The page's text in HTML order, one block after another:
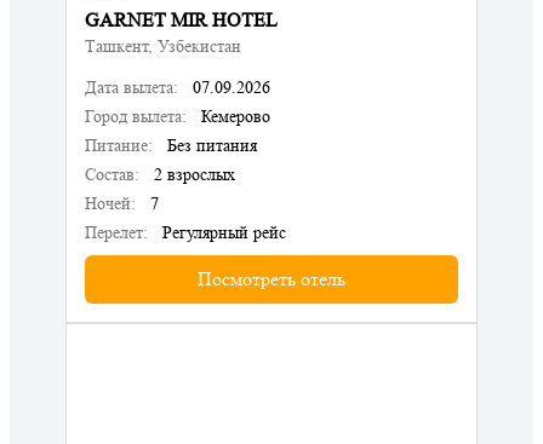
GARNET MIR HOTEL
Ташкент, Узбекистан
Дата вылета:
07.09.2026
Город вылета:
Кемерово
Питание:
Без питания
Состав:
2 взрослых
Ночей:
7
Перелет:
Регулярный рейс
Посмотреть отель